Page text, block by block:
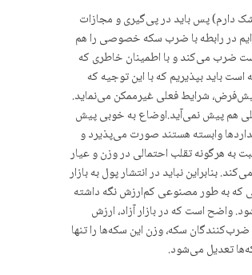
شک دارم) پس باید در پی‌گیری و مجازات
در رابطه با ضرب سکه خصوصی را هم
ضرب می‌کند و با اطمینان خاطری که
باید بپذیریم که با این توجیه که
شرایط فعلی غیرممکن می‌نماید.
هم پیش نمی‌آید.اوضاع به خوبی پیش
وابسته هستند صورت می‌پذیرد و
هرگونه تقلب احتمالی در وزن و عیار
بنابراین نباید در انتشار پول به بازار
که به طور مصنوعی کم‌ارزش نگه داشته
بعد از چند سال این سکه‌ها مستهلک شده و ۱۰درصد از وزنشان کاسته می‌شود. واضح است که در بازار آزاد، ارزش
ضرب‌کنندگان سکه، وزن این سکه‌ها را تنها
تعدیل می‌شود.